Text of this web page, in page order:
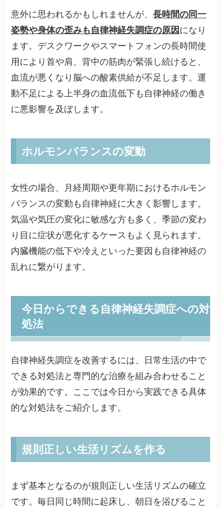
意外に思われるかもしれませんが、長時間の同一
姿勢や身体の歪みも自律神経失調症の原因 になり
ます。デスクワークやスマートフォンの長時間使
用により首や肩、背中の筋肉が緊張し続けると、
血流が悪くなり脳への酸素供給が不足します。運
動不足による上半身の血流低下も自律神経の働き
に悪影響を及ぼします。
ホルモンバランスの変動
女性の場合、月経周期や更年期におけるホルモン
バランスの変動も自律神経に大きく影響します。
気温や気圧の変化に敏感な方も多く、季節の変わ
り目に症状が悪化するケースもよく見られます。
内臓機能の低下や冷えといった要因も自律神経の
乱れに繋がります。
今日からできる自律神経失調症への対
処法
自律神経失調症を改善するには、日常生活の中で
できる対処法と専門的な治療を組み合わせること
が効果的です。ここでは今日から実践できる具体
的な対処法をご紹介します。
規則正しい生活リズムを作る
まず基本となるのが規則正しい生活リズムの確立
です。毎日同じ時間に起床し、朝日を浴びること